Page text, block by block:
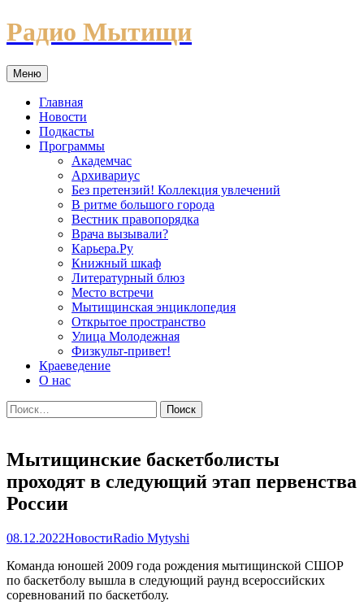
Перейти
к
Радио Мытищи
Меню
Главная
Новости
Подкасты
Программы
Академчас
Архивариус
Без претензий! Коллекция увлечений
В ритме большого города
Вестник правопорядка
Врача вызывали?
Карьера.Ру
Книжный шкаф
Литературный блюз
Место встречи
Мытищинская энциклопедия
Открытое пространство
Улица Молодежная
Физкульт-привет!
Краеведение
О нас
Найти:
Мытищинские баскетболисты
проходят в следующий этап первенства
России
08.12.2022НовостиRadio Mytyshi
Команда юношей 2009 года рождения мытищинской СШОР
по баскетболу вышла в следующий раунд всероссийских
соревнований по баскетболу.